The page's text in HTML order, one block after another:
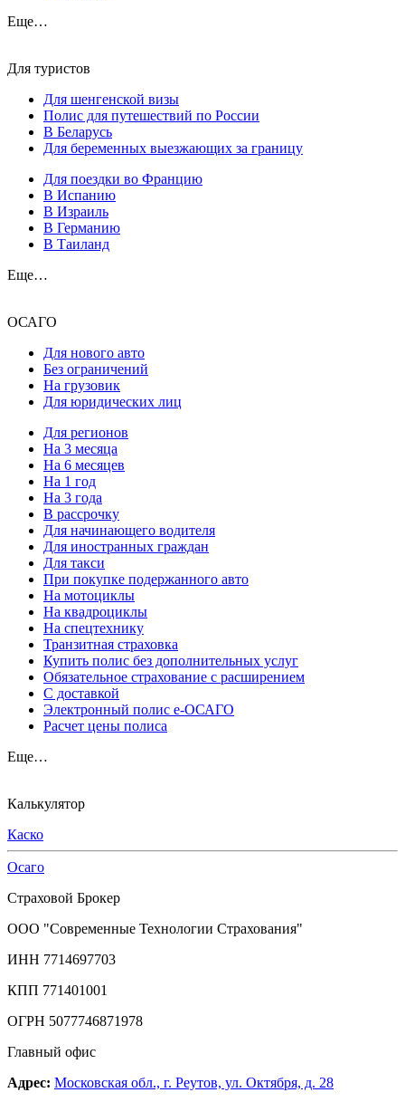
Еще…
Для туристов
Для шенгенской визы
Полис для путешествий по России
В Беларусь
Для беременных выезжающих за границу
Для поездки во Францию
В Испанию
В Израиль
В Германию
В Таиланд
Еще…
ОСАГО
Для нового авто
Без ограничений
На грузовик
Для юридических лиц
Для регионов
На 3 месяца
На 6 месяцев
На 1 год
На 3 года
В рассрочку
Для начинающего водителя
Для иностранных граждан
Для такси
При покупке подержанного авто
На мотоциклы
На квадроциклы
На спецтехнику
Транзитная страховка
Купить полис без дополнительных услуг
Обязательное страхование с расширением
С доставкой
Электронный полис е-ОСАГО
Расчет цены полиса
Еще…
Калькулятор
Каско
Осаго
Страховой Брокер
ООО "Современные Технологии Страхования"
ИНН 7714697703
КПП 771401001
ОГРН 5077746871978
Главный офис
Адрес: Московская обл., г. Реутов, ул. Октября, д. 28